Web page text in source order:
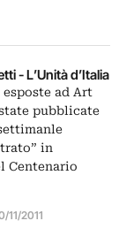
- L’Unità d’Italia
ad Art
pubblicate
in
Centenario
11/2011